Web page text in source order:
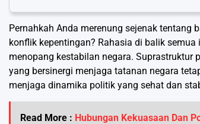
Pernahkah Anda merenung sejenak tentang
konflik kepentingan? Rahasia di balik
menopang kestabilan negara.
yang bersinergi menjaga tatanan negara
menjaga dinamika politik yang sehat dan
Read More : Hubungan Kekuasaan Dan